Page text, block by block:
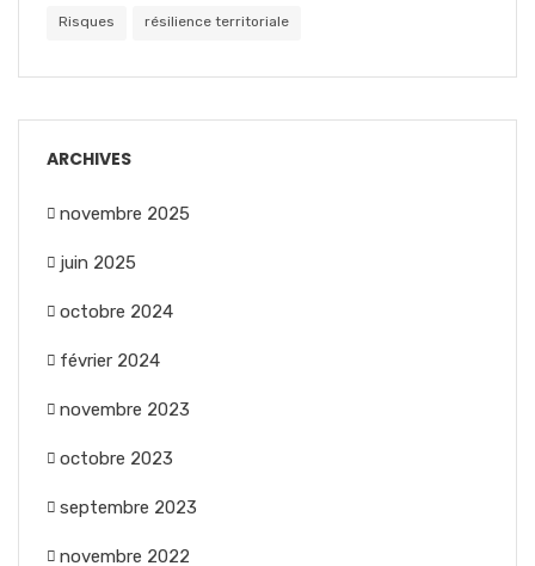
Risques résilience territoriale
ARCHIVES
novembre 2025
juin 2025
octobre 2024
février 2024
novembre 2023
octobre 2023
septembre 2023
novembre 2022